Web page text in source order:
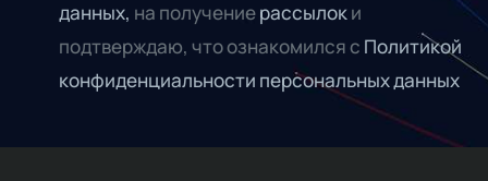
данных, на получениерассылоки
подтверждаю, что ознакомился с Политикой
конфиденциальности персональных данных